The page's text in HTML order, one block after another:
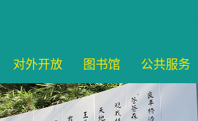
对外开放 图书馆 公共服务